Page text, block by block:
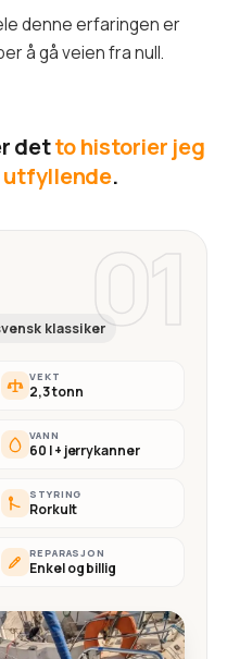
denne erfaringen er
å gå veien fra null.
detto historier jeg
utfyllende.
01
klassiker
VEKT
2,3 tonn
VANN
60 l + jerrykanner
STYRING
Rorkult
REPARASJON
Enkel og billig